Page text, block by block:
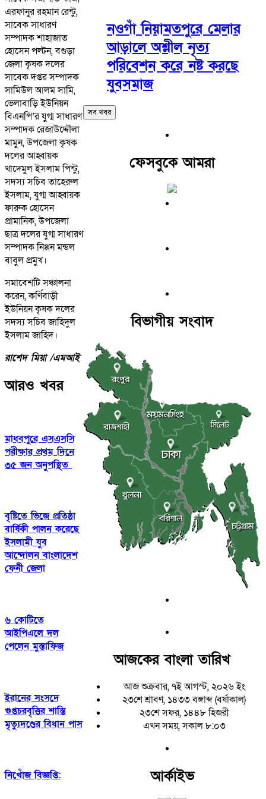
এরফানুর রহমান রেন্টু,
সাবেক সাধারণ
সম্পাদক শাহাজাত
হোসেন পল্টন, বগুড়া
জেলা কৃষক দলের
সাবেক দপ্তর সম্পাদক
সামিউল আলম সামি,
ভেলাবাড়ি ইউনিয়ন
বিএনপি’র যুগ্ম সাধারণ
সম্পাদক রেজাউদ্দৌলা
মামুন, উপজেলা কৃষক
দলের আহ্বায়ক
খাদেমুল ইসলাম পিন্টু,
সদস্য সচিব তাহেরুল
ইসলাম, যুগ্ম আহ্বায়ক
ফারুক হোসেন
প্রামানিক, উপজেলা
ছাত্র দলের যুগ্ম সাধারণ
সম্পাদক নিপ্পন মন্ডল
বাবুল প্রমুখ।
সমাবেশটি সঞ্চালনা
করেন, কর্ণিবাড়ী
ইউনিয়ন কৃষক দলের
সদস্য সচিব জাহিদুল
ইসলাম জাহিদ।
রাশেদ মিয়া /এমআই
আরও খবর
মাধবপুরে এসএসসি
পরীক্ষার প্রথম দিনে
৩৫ জন অনুপস্থিত
বৃষ্টিতে ভিজে প্রতিষ্ঠা
বার্ষিকী পালন করেছে
ইসলামী যুব
আন্দোলন বাংলাদেশ
ফেনী জেলা
৬ কোটিতে
আইপিএলে দল
পেলেন মুস্তাফিজ
ইরানের সংসদে
গুপ্তচরবৃত্তির শাস্তি
মৃত্যুদণ্ডের বিধান পাস
নিখোঁজ বিজ্ঞপ্তি:
নওগাঁ নিয়ামতপুরে মেলার
আড়ালে অশ্লীল নৃত্য
পরিবেশন করে নষ্ট করছে
যুবসমাজ
সব খবর
ফেসবুকে আমরা
বিভাগীয় সংবাদ
আজকের বাংলা তারিখ
আজ শুক্রবার, ৭ই আগস্ট, ২০২৬ ইং
২৩শে শ্রাবণ, ১৪৩৩ বঙ্গাব্দ (বর্ষাকাল)
২৩শে সফর, ১৪৪৮ হিজরী
এখন সময়, সকাল ৮:০৩
আর্কাইভ